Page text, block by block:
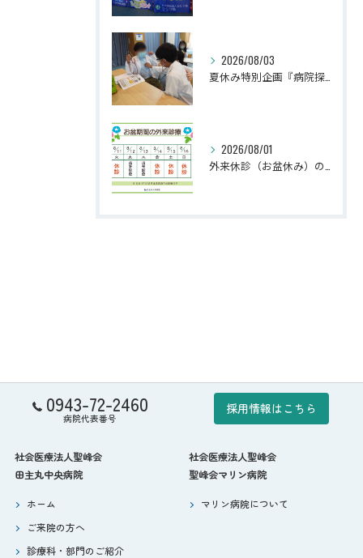
2026/08/03
夏休み特別企画『病院探検隊2026』を開催しました！
2026/08/01
外来休診（お盆休み）のお知らせ
0943-72-2460
病院代表番号
採用情報はこちら
社会医療法人聖峰会
田主丸中央病院
ホーム
ご来院の方へ
診療科・部門のご紹介
社会医療法人聖峰会
聖峰会マリン病院
マリン病院について